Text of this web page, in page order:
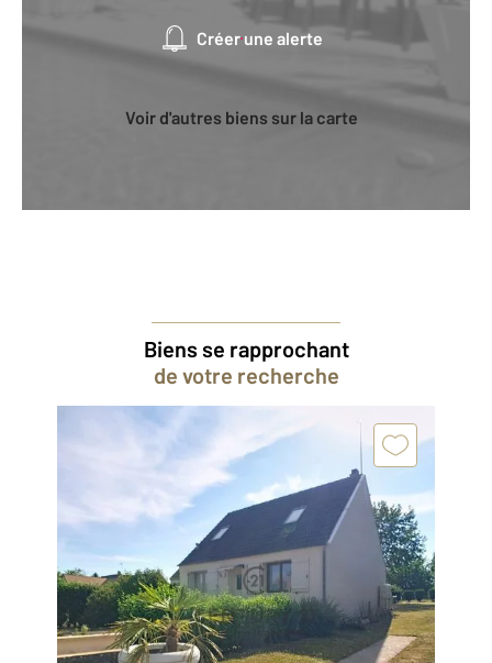
Créer une alerte
Voir d'autres biens sur la carte
Biens se rapprochant
de votre recherche